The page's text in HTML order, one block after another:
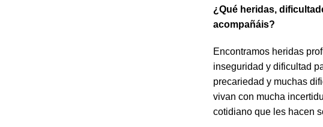
¿Qué heridas,
acompañáis?
Encontramos heridas
inseguridad y dificultad
precariedad y muchas
vivan con mucha
cotidiano que les hacen